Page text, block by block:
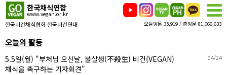
한국채식연합
www.vegan.or.kr
한국비건채식협회 한국비건연대 오늘방문 35,919 / 총방문 81,066,633
오늘의 활동
5.5일(월) "부처님 오신날, 불살생(不殺生) 비건(VEGAN)
채식을 촉구하는 기자회견"
04/24